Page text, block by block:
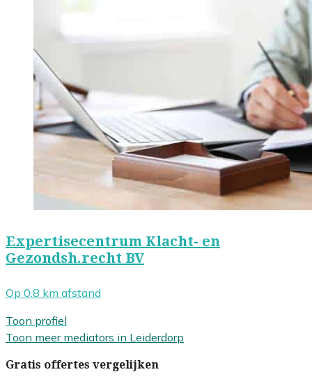
Expertisecentrum Klacht- en
Gezondsh.recht BV
Op 0.8 km afstand
Toon profiel
Toon meer mediators in Leiderdorp
Gratis offertes vergelijken